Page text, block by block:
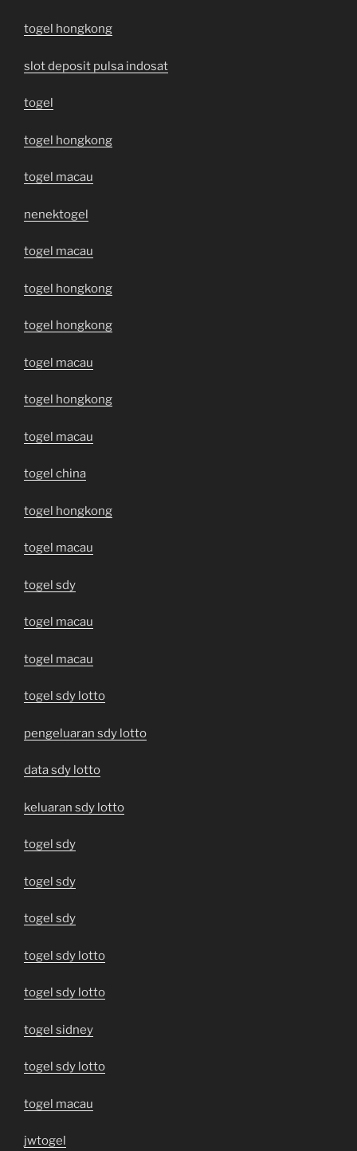
togel hongkong
slot deposit pulsa indosat
togel
togel hongkong
togel macau
nenektogel
togel macau
togel hongkong
togel hongkong
togel macau
togel hongkong
togel macau
togel china
togel hongkong
togel macau
togel sdy
togel macau
togel macau
togel sdy lotto
pengeluaran sdy lotto
data sdy lotto
keluaran sdy lotto
togel sdy
togel sdy
togel sdy
togel sdy lotto
togel sdy lotto
togel sidney
togel sdy lotto
togel macau
jwtogel